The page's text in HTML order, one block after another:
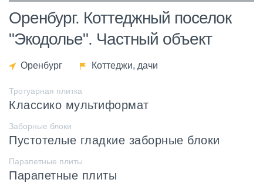
Оренбург. Коттеджный поселок
"Экодолье". Частный объект
Оренбург Коттеджи, дачи
Тротуарная плитка
Классико мультиформат
Заборные блоки
Пустотелые гладкие заборные блоки
Парапетные плиты
Парапетные плиты